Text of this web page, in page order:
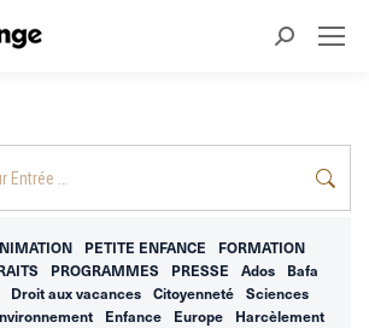
Recherche
PETITE ENFANCE
FORMATION
PROGRAMMES PRESSE Ados
Bafa
Droit aux vacances Citoyenneté
Sciences
Enfance Europe
Harcèlement